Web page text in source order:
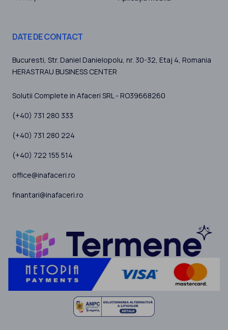
DATE DE CONTACT
Bucuresti, Str. Daniel Danielopolu, nr. 30-32, Etaj 4, Romania
HERASTRAU BUSINESS CENTER
Solutii Complete in Afaceri SRL - RO39668260
(+40) 731 280 333
(+40) 731 280 224
(+40) 722 155 514
office@inafaceri.ro
finantari@inafaceri.ro